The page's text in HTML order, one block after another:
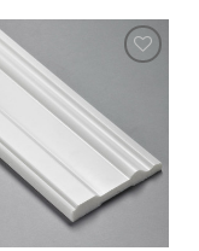
önskelistan